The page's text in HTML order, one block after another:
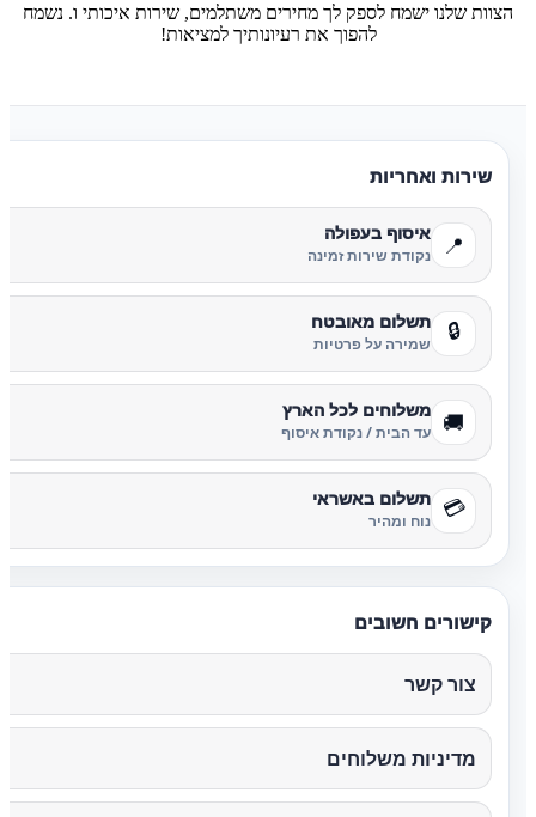
הצוות שלנו ישמח לספק לך מחירים משתלמים, שירות איכותי ו. נשמח
להפוך את רעיונותיך למציאות!
שירות ואחריות
📍 איסוף בעפולה
נקודת שירות זמינה
🔒 תשלום מאובטח
שמירה על פרטיות
🚚 משלוחים לכל הארץ
עד הבית / נקודת איסוף
💳 תשלום באשראי
נוח ומהיר
קישורים חשובים
צור קשר
מדיניות משלוחים